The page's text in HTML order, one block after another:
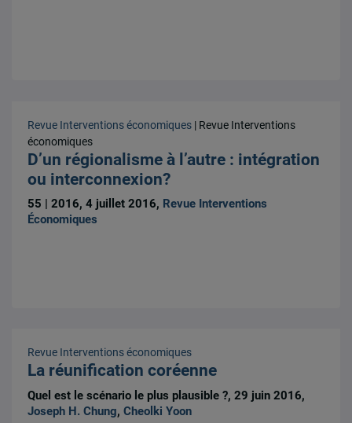
Revue Interventions économiques | Revue Interventions
économiques
D’un régionalisme à l’autre : intégration
ou interconnexion?
55 | 2016, 4 juillet 2016, Revue Interventions
Économiques
Revue Interventions économiques
La réunification coréenne
Quel est le scénario le plus plausible ?, 29 juin 2016,
Joseph H. Chung,Cheolki Yoon